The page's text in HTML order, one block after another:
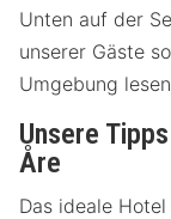
Unten auf der
unserer Gäste
Umgebung
Unsere
Åre
Das ideale